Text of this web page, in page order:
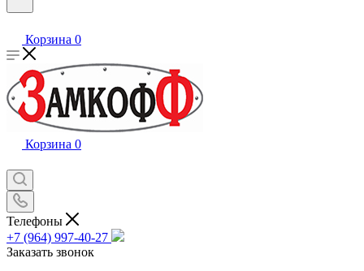
Корзина 0
Корзина 0
Телефоны
+7 (964) 997-40-27
Заказать звонок